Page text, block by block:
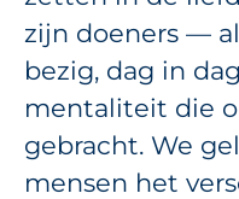
zijn doeners —
bezig, dag in
mentaliteit die
gebracht. We
mensen het